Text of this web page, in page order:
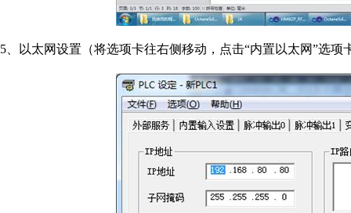
5、以太网设置（将选项卡往右侧移动，点击“内置以太网”选项